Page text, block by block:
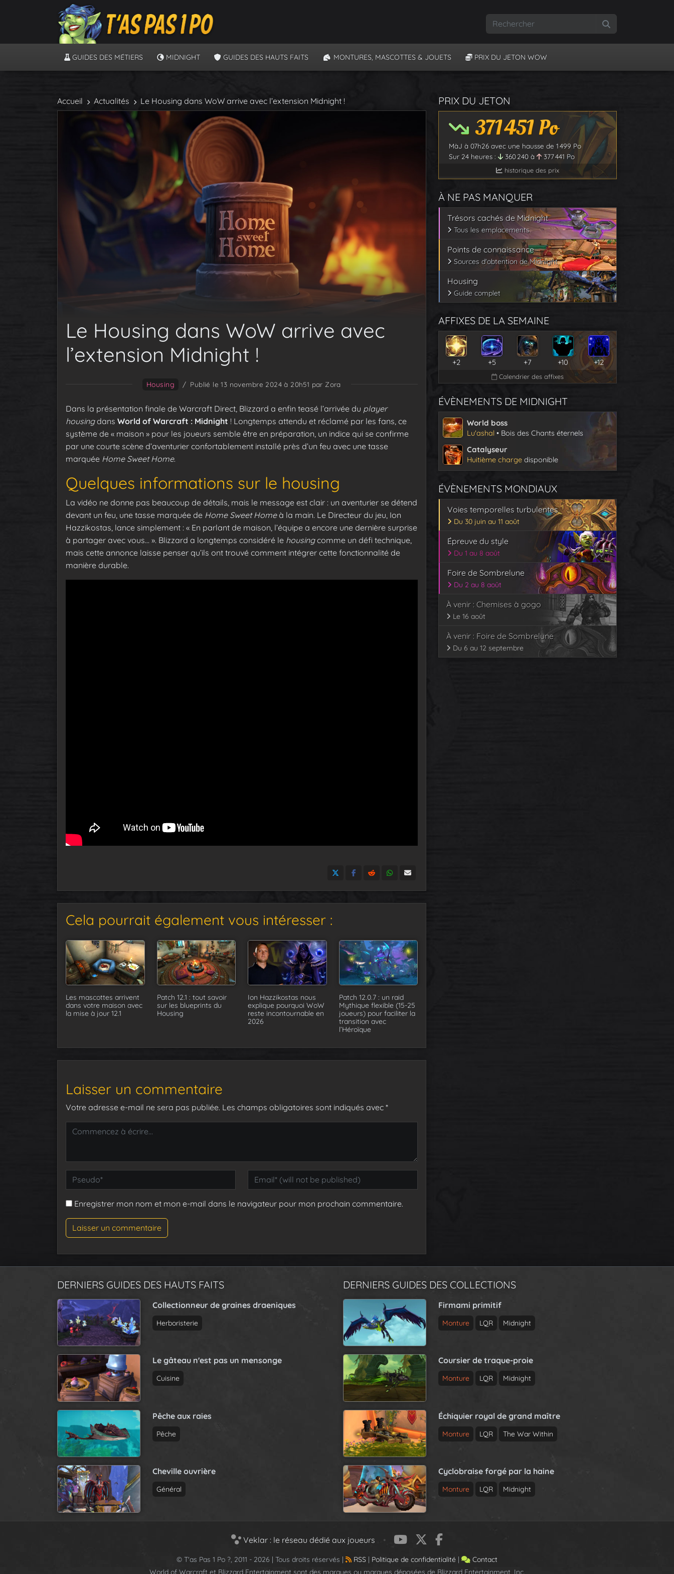
GUIDES DES MÉTIERS MIDNIGHT GUIDES DES HAUTS FAITS MONTURES, MASCOTTES & JOUETS PRIX DU JETON WOW
Accueil Actualités Le Housing dans WoW arrive avec l’extension Midnight !
Le Housing dans WoW arrive avec
l’extension Midnight !
Housing / Publié le 13 novembre 2024 à 20h51 par Zora
Dans la présentation finale de Warcraft Direct, Blizzard a enfin teasé l’arrivée du player
housingdans World of Warcraft : Midnight ! Longtemps attendu et réclamé par les fans, ce
système de « maison » pour les joueurs semble être en préparation, un indice qui se confirme
par une courte scène d’aventurier confortablement installé près d’un feu avec une tasse
marquée Home Sweet Home.
Quelques informations sur le housing
La vidéo ne donne pas beaucoup de détails, mais le message est clair : un aventurier se détend
devant un feu, une tasse marquée de Home Sweet Homeà la main. Le Directeur du jeu, Ion
Hazzikostas, lance simplement : « En parlant de maison, l’équipe a encore une dernière surprise
à partager avec vous… ». Blizzard a longtemps considéré le housingcomme un défi technique,
mais cette annonce laisse penser qu’ils ont trouvé comment intégrer cette fonctionnalité de
manière durable.
Cela pourrait également vous intéresser :
Les mascottes arrivent
dans votre maison avec
la mise à jour 12.1
Patch 12.1 : tout savoir
sur les blueprints du
Housing
Ion Hazzikostas nous
explique pourquoi WoW
reste incontournable en
2026
Patch 12.0.7 : un raid
Mythique flexible (15-25
joueurs) pour faciliter la
transition avec
l’Héroïque
Laisser un commentaire
Votre adresse e-mail ne sera pas publiée. Les champs obligatoires sont indiqués avec *
Enregistrer mon nom et mon e-mail dans le navigateur pour mon prochain commentaire.
PRIX DU JETON
371 451Po
MàJ à 07h26 avec une hausse de 1 499 Po
Sur 24 heures :
360 240 à 377 441 Po
historique des prix
À NE PAS MANQUER
Trésors cachés de Midnight
Tous les emplacements
Points de connaissance
Sources d'obtention de Midnight
Housing
Guide complet
AFFIXES DE LA SEMAINE
+2 +5 +7 +10 +12
Calendrier des affixes
ÉVÈNEMENTS DE MIDNIGHT
World boss
Lu'ashal • Bois des Chants éternels
Catalyseur
Huitième charge disponible
ÉVÈNEMENTS MONDIAUX
Voies temporelles turbulentes
Du 30 juin au 11 août
Épreuve du style
Du 1 au 8 août
Foire de Sombrelune
Du 2 au 8 août
À venir : Chemises à gogo
Le 16 août
À venir : Foire de Sombrelune
Du 6 au 12 septembre
DERNIERS GUIDES DES HAUTS FAITS
Collectionneur de graines draeniques
Herboristerie
Le gâteau n'est pas un mensonge
Cuisine
Pêche aux raies
Pêche
Cheville ouvrière
Général
DERNIERS GUIDES DES COLLECTIONS
Firmami primitif
Monture LQR Midnight
Coursier de traque-proie
Monture LQR Midnight
Échiquier royal de grand maître
Monture LQR The War Within
Cyclobraise forgé par la haine
Monture LQR Midnight
Veklar : le réseau dédié aux joueurs •
© T'as Pas 1 Po ?, 2011 - 2026 | Tous droits réservés | RSS | Politique de confidentialité |
Contact
World of Warcraft et Blizzard Entertainment sont des marques ou marques déposées de Blizzard Entertainment, Inc.